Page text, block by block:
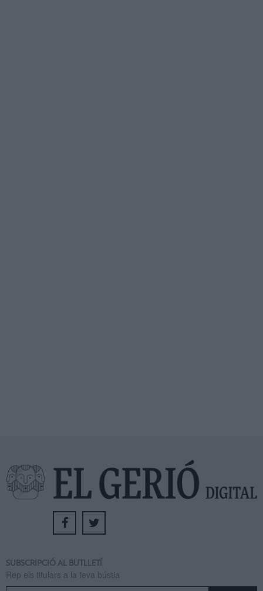
SUBSCRIPCIÓ AL BUTLLETÍ
Rep els titulars a la teva bústia